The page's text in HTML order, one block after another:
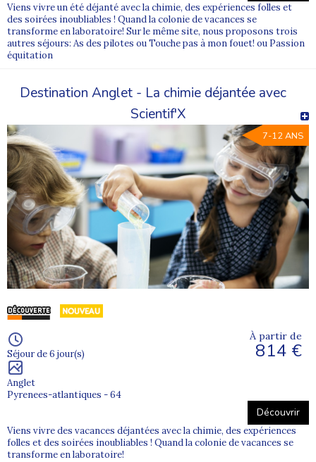
Viens vivre un été déjanté avec la chimie, des expériences folles et
des soirées inoubliables ! Quand la colonie de vacances se
transforme en laboratoire! Sur le même site, nous proposons trois
autres séjours: As des pilotes ou Touche pas à mon fouet! ou Passion
équitation
Destination Anglet - La chimie déjantée avec
Scientif'X
7-12 ANS
Séjour de 6 jour(s)
Anglet
Pyrenees-atlantiques - 64
À partir de
814 €
Découvrir
Viens vivre des vacances déjantées avec la chimie, des expériences
folles et des soirées inoubliables ! Quand la colonie de vacances se
transforme en laboratoire!